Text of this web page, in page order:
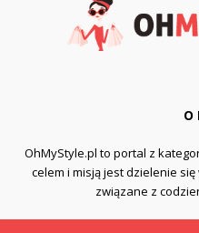
O
OhMyStyle.pl to portal z
celem i misją jest dzielenie
związane z